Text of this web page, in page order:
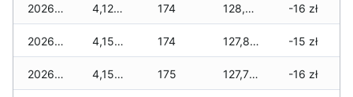
2026-01-13 4,126 zł 174 128,229 zł -16 zł
2026-01-12 4,156 zł 174 127,865 zł -15 zł
2026-01-11 4,156 zł 175 127,799 zł -16 zł